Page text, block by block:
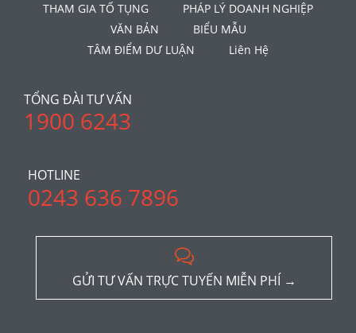
THAM GIA TỐ TỤNG
PHÁP LÝ DOANH NGHIỆP
VĂN BẢN
BIỂU MẪU
TÂM ĐIỂM DƯ LUẬN
Liên Hệ
TỔNG ĐÀI TƯ VẤN
1900 6243
HOTLINE
0243 636 7896

GỬI TƯ VẤN TRỰC TUYẾN MIỄN PHÍ →